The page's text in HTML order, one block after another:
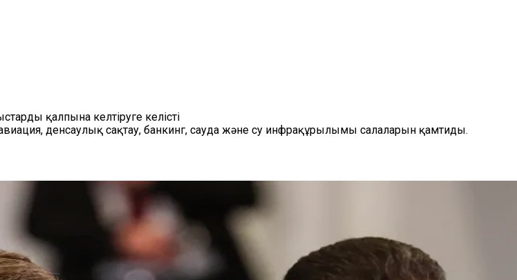
қалпына келтіруге келісті
денсаулық сақтау, банкинг, сауда және су инфрақұрылымы салаларын қамтиды.